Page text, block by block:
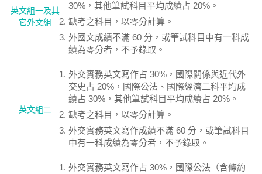
英文組一及其
它外文組
30%，其他筆試科目平均成績占 20%。
缺考之科目，以零分計算。
外國文成績不滿 60 分，或筆試科目中有一科成
績為零分者，不予錄取。
英文組二
外交實務英文寫作占 30%，國際關係與近代外
交史占 20%，國際公法、國際經濟二科平均成
績占 30%，其他筆試科目平均成績占 20%。
缺考之科目，以零分計算。
外交實務英文寫作成績不滿 60 分，或筆試科目
中有一科成績為零分者，不予錄取。
外交實務英文寫作占 30%，國際公法（含條約